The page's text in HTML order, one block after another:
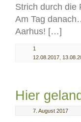
Strich durch die
Am Tag
Aarhus! […]
1
12.08.2017
Hier
7. August 2017